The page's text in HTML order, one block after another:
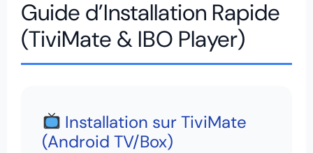
Guide d’Installation Rapide
(TiviMate & IBO Player)
Installation sur TiviMate
(Android TV/Box)